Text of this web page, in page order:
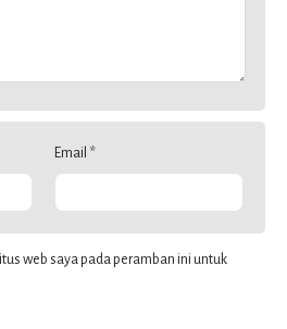
Email *
web saya pada peramban ini untuk